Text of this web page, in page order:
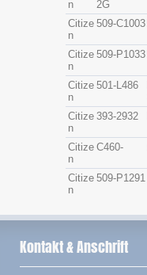
n
2G
Citize
n
509-C1003
Citize
n
509-P1033
Citize
n
501-L486
Citize
n
393-2932
Citize
n
C460-
Citize
n
509-P1291
Kontakt & Anschrift